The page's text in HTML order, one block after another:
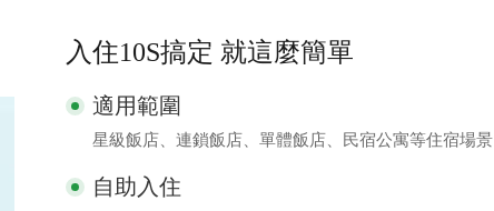
入住10S搞定 就這麼簡單
適用範圍
星級飯店、連鎖飯店、單體飯店、民宿公寓等住宿場景
自助入住